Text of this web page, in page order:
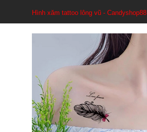
Hình xăm tattoo lông vũ - Candyshop88